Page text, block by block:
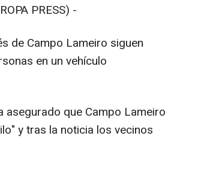
PRESS) -
de Campo Lameiro siguen
en un vehículo
asegurado que Campo Lameiro
y tras la noticia los vecinos